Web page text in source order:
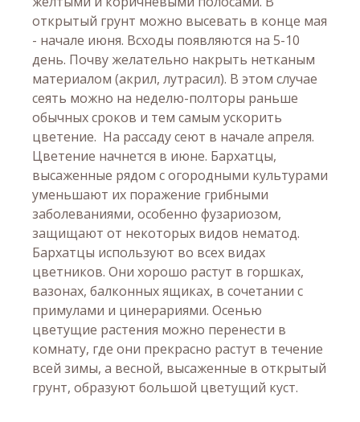
открытый грунт можно высевать в конце мая
- начале июня. Всходы появляются на 5-10
день. Почву желательно накрыть нетканым
материалом (акрил, лутрасил). В этом случае
сеять можно на неделю-полторы раньше
обычных сроков и тем самым ускорить
цветение. На рассаду сеют в начале апреля.
Цветение начнется в июне. Бархатцы,
высаженные рядом с огородными культурами
уменьшают их поражение грибными
заболеваниями, особенно фузариозом,
защищают от некоторых видов нематод.
Бархатцы используют во всех видах
цветников. Они хорошо растут в горшках,
вазонах, балконных ящиках, в сочетании с
примулами и цинерариями. Осенью
цветущие растения можно перенести в
комнату, где они прекрасно растут в течение
всей зимы, а весной, высаженные в открытый
грунт, образуют большой цветущий куст.